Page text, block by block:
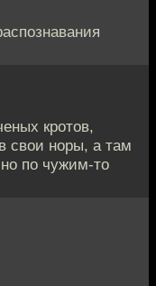
кротов,
свои норы, а там
по чужим-то